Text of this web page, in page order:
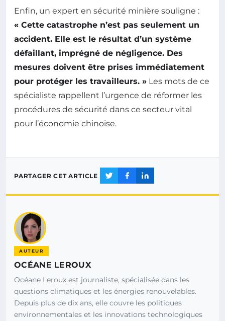
Enfin, un expert en sécurité minière souligne :
« Cette catastrophe n’est pas seulement un
accident. Elle est le résultat d’un système
défaillant, imprégné de négligence. Des
mesures doivent être prises immédiatement
pour protéger les travailleurs. » Les mots de ce
spécialiste rappellent l’urgence de réformer les
procédures de sécurité dans ce secteur vital
pour l’économie chinoise.
PARTAGER CET ARTICLE
AUTEUR
OCÉANE LEROUX
Océane Leroux est journaliste, spécialisée dans les
questions climatiques et les énergies renouvelables.
Depuis plus de dix ans, elle couvre les politiques
environnementales et les innovations technologiques